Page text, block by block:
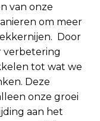
van onze
om meer
Door
verbetering
tot wat we
Deze
onze groei
aan het